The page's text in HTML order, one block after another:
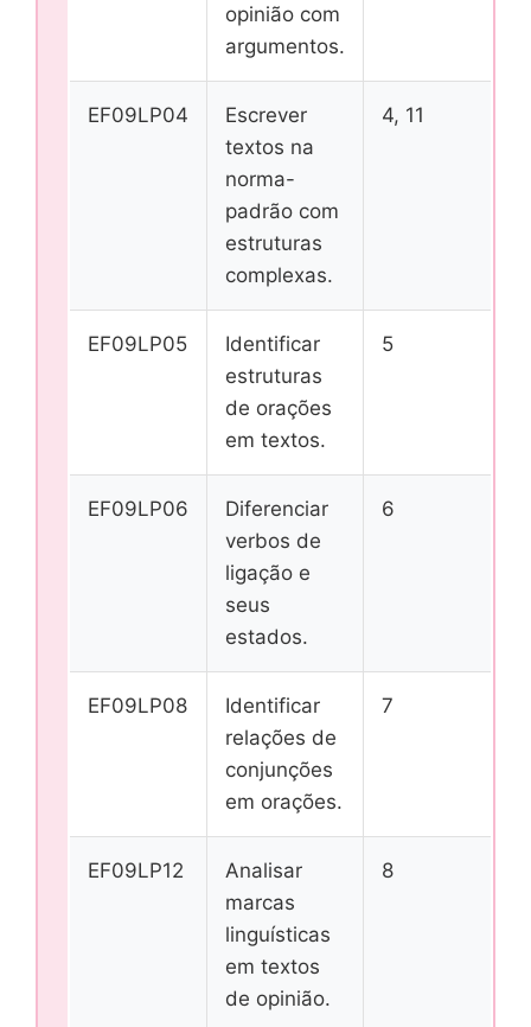
opinião com
argumentos.
EF09LP04
Escrever
textos na
norma-
padrão com
estruturas
complexas.
4, 11
EF09LP05
Identificar
estruturas
de orações
em textos.
5
EF09LP06
Diferenciar
verbos de
ligação e
seus
estados.
6
EF09LP08
Identificar
relações de
conjunções
em orações.
7
EF09LP12
Analisar
marcas
linguísticas
em textos
de opinião.
8